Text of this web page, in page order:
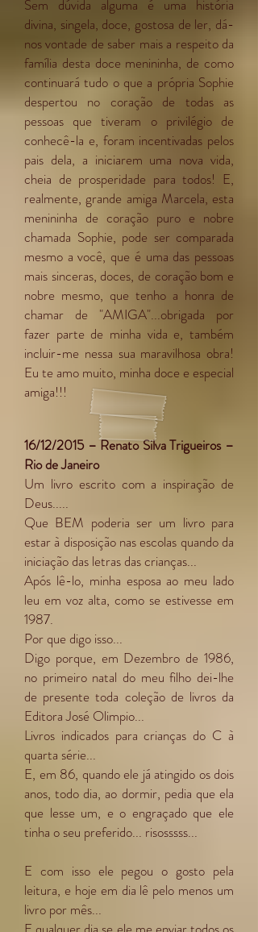
Sem dúvida alguma é uma história
divina, singela, doce, gostosa de ler, dá-
nos vontade de saber mais a respeito da
família desta doce menininha, de como
continuará tudo o que a própria Sophie
despertou no coração de todas as
pessoas que tiveram o privilégio de
conhecê-la e, foram incentivadas pelos
pais dela, a iniciarem uma nova vida,
cheia de prosperidade para todos! E,
realmente, grande amiga Marcela, esta
menininha de coração puro e nobre
chamada Sophie, pode ser comparada
mesmo a você, que é uma das pessoas
mais sinceras, doces, de coração bom e
nobre mesmo, que tenho a honra de
chamar de "AMIGA"...obrigada por
fazer parte de minha vida e, também
incluir-me nessa sua maravilhosa obra!
Eu te amo muito, minha doce e especial
amiga!!!
16/12/2015 – Renato Silva Trigueiros –
Rio de Janeiro
Um livro escrito com a inspiração de
Deus.....
Que BEM poderia ser um livro para
estar à disposição nas escolas quando da
iniciação das letras das crianças...
Após lê-lo, minha esposa ao meu lado
leu em voz alta, como se estivesse em
1987.
Por que digo isso...
Digo porque, em Dezembro de 1986,
no primeiro natal do meu filho dei-lhe
de presente toda coleção de livros da
Editora José Olimpio...
Livros indicados para crianças do C à
quarta série...
E, em 86, quando ele já atingido os dois
anos, todo dia, ao dormir, pedia que ela
que lesse um, e o engraçado que ele
tinha o seu preferido... risosssss...
E com isso ele pegou o gosto pela
leitura, e hoje em dia lê pelo menos um
livro por mês...